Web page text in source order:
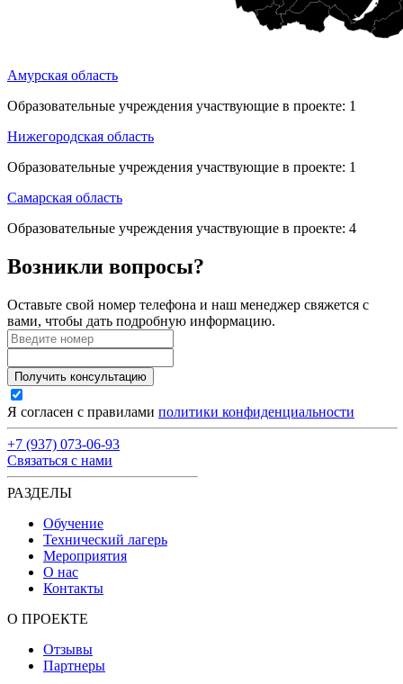
Амурская область
Образовательные учреждения участвующие в проекте: 1
Нижегородская область
Образовательные учреждения участвующие в проекте: 1
Самарская область
Образовательные учреждения участвующие в проекте: 4
Возникли вопросы?
Оставьте свой номер телефона и наш менеджер свяжется с
вами, чтобы дать подробную информацию.
Получить консультацию
Я согласен с правилами политики конфиденциальности
+7 (937) 073-06-93
Связаться с нами
РАЗДЕЛЫ
Обучение
Технический лагерь
Мероприятия
О нас
Контакты
О ПРОЕКТЕ
Отзывы
Партнеры